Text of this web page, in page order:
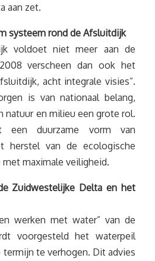
aan zet.
systeem rond de Afsluitdijk
voldoet niet meer aan de
verscheen dan ook het
acht integrale visies”.
is van nationaal belang,
natuur en milieu een grote rol.
een duurzame vorm van
herstel van de ecologische
maximale veiligheid.
Zuidwestelijke Delta en het
werken met water” van de
voorgesteld het waterpeil
termijn te verhogen. Dit advies